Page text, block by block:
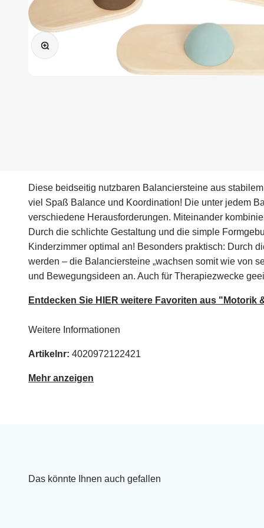
Bild vergrößern
Diese beidseitig nutzbaren Balanciersteine aus
viel Spaß Balance und Koordination! Die unter jedem
verschiedene Herausforderungen. Miteinander
Durch die schlichte Gestaltung und die simple
Kinderzimmer optimal an! Besonders praktisch: Durch
werden – die Balanciersteine „wachsen somit wie von
und Bewegungsideen an. Auch für Therapiezwecke
Entdecken Sie HIER weitere Favoriten aus "Motorik
Weitere Informationen
Artikelnr: 4020972122421
Mehr anzeigen
Das könnte Ihnen auch gefallen